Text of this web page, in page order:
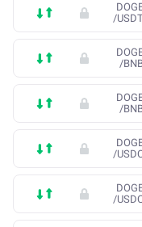
/
/
/
/
/